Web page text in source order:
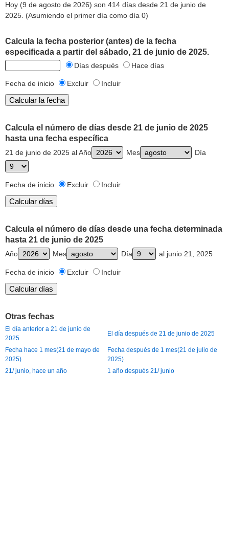
Hoy (9 de agosto de 2026) son 414 días desde 21 de junio de
2025. (Asumiendo el primer día como día 0)
Calcula la fecha posterior (antes) de la fecha
especificada a partir del sábado, 21 de junio de 2025.
Días después Hace días
Fecha de inicio Excluir Incluir
Calcula el número de días desde 21 de junio de 2025
hasta una fecha específica
21 de junio de 2025 al Año Mes Día
Fecha de inicio Excluir Incluir
Calcula el número de días desde una fecha determinada
hasta 21 de junio de 2025
Año Mes Día al junio 21, 2025
Fecha de inicio Excluir Incluir
Otras fechas
El día anterior a 21 de junio de
2025
El día después de 21 de junio de 2025
Fecha hace 1 mes(21 de mayo de
2025)
Fecha después de 1 mes(21 de julio de
2025)
21/ junio, hace un año
1 año después 21/ junio